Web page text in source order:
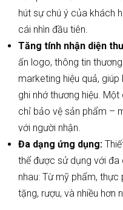
hút sự chú ý của khách
cái nhìn đầu tiên.
Tăng tính nhận diện
ấn logo, thông tin
marketing hiệu quả,
ghi nhớ thương hiệu.
chỉ bảo vệ sản phẩm –
với người nhận.
Đa dạng ứng dụng:
thể được sử dụng với đa
nhau: Từ mỹ phẩm, thực
tặng, rượu, và nhiều hơn